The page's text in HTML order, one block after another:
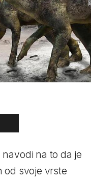
na to da je
od svoje vrste